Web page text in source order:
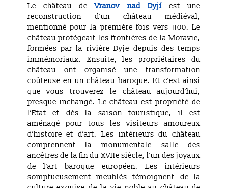
Le château deVranov nad Dyjíest une
reconstruction d’un château médiéval,
mentionné pour la première fois vers 1100. Le
château protégeait les frontières de la Moravie,
formées par la rivière Dyje depuis des temps
immémoriaux. Ensuite, les propriétaires du
château ont organisé une transformation
coûteuse en un château baroque. Et c’est ainsi
que vous trouverez le château aujourd’hui,
presque inchangé. Le château est propriété de
l’Etat et dès la saison touristique, il est
aménagé pour tous les visiteurs amoureux
d’histoire et d’art. Les intérieurs du château
comprennent la monumentale salle des
ancêtres de la fin du XVIIe siècle, l’un des joyaux
de l’art baroque européen. Les intérieurs
somptueusement meublés témoignent de la